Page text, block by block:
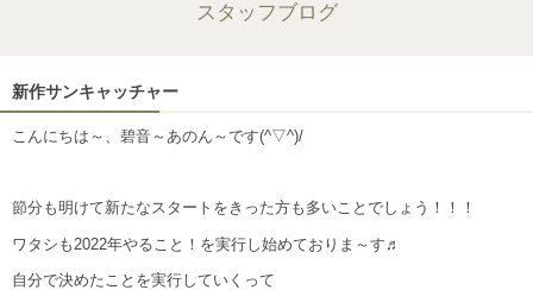
スタッフブログ
新作サンキャッチャー
こんにちは～、碧音～あのん～です(^▽^)/
節分も明けて新たなスタートをきった方も多いことでしょう！！！
ワタシも2022年やること！を実行し始めておりま～す♬
自分で決めたことを実行していくって